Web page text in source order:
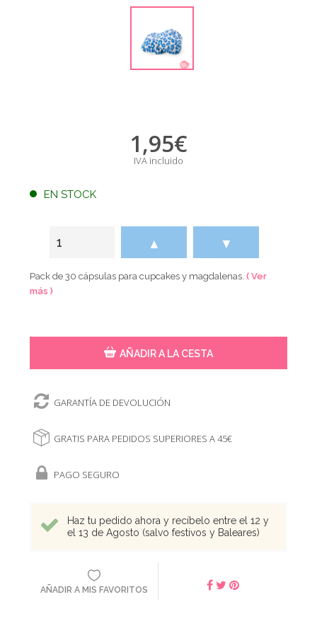
1,95€
IVA incluido
EN STOCK
▲ ▼
Pack de 30 cápsulas para cupcakes y magdalenas.( Ver
más )
AÑADIR A LA CESTA
GARANTÍA DE DEVOLUCIÓN
GRATIS PARA PEDIDOS SUPERIORES A 45€
PAGO SEGURO
Haz tu pedido ahora y recíbelo entre el 12 y
el 13 de Agosto (salvo festivos y Baleares)
AÑADIR A MIS FAVORITOS